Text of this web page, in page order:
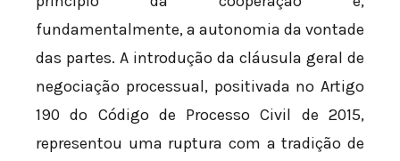
fundamentalmente, a autonomia da vontade
das partes. A introdução da cláusula geral de
negociação processual, positivada no Artigo
190 do Código de Processo Civil de 2015,
representou uma ruptura com a tradição de